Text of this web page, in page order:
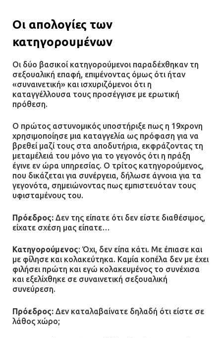
Οι απολογίες των
κατηγορουμένων
Οι δύο βασικοί κατηγορούμενοι παραδέχθηκαν τη
σεξουαλική επαφή, επιμένοντας όμως ότι ήταν
«συναινετική» και ισχυριζόμενοι ότι η
καταγγέλλουσα τους προσέγγισε με ερωτική
πρόθεση.
Ο πρώτος αστυνομικός υποστήριξε πως η 19χρονη
χρησιμοποίησε μια καταγγελία ως πρόφαση για να
βρεθεί μαζί τους στα αποδυτήρια, εκφράζοντας τη
μεταμέλειά του μόνο για το γεγονός ότι η πράξη
έγινε εν ώρα υπηρεσίας. Ο τρίτος κατηγορούμενος,
που δικάζεται για συνέργεια, δήλωσε άγνοια για τα
γεγονότα, σημειώνοντας πως εμπιστευόταν τους
υφισταμένους του.
Πρόεδρος: Δεν της είπατε ότι δεν είστε διαθέσιμος,
είχατε σχέση μας είπατε…
Κατηγορούμενος: Όχι, δεν είπα κάτι. Με έπιασε και
με φίλησε και κολακεύτηκα. Καμία κοπέλα δεν με έχει
φιλήσει πρώτη και εγώ κολακευμένος το συνέχισα
και εξελίχθηκε σε συναινετική σεξουαλική
συνεύρεση.
Πρόεδρος: Δεν καταλαβαίνατε δηλαδή ότι είστε σε
λάθος χώρο;